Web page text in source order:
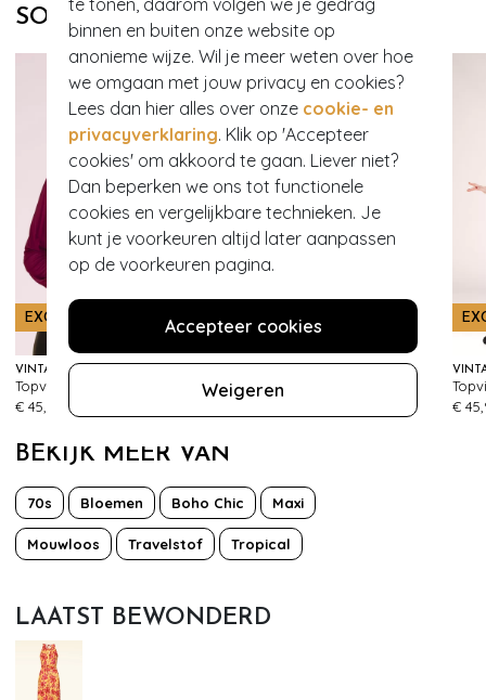
binnen en buiten onze website op
anonieme wijze. Wil je meer weten over hoe
we omgaan met jouw privacy en cookies?
Lees dan hier alles over onze cookie- en
privacyverklaring. Klik op 'Accepteer
cookies' om akkoord te gaan. Liever niet?
Dan beperken we ons tot functionele
cookies en vergelijkbare technieken. Je
kunt je voorkeuren altijd later aanpassen
op de voorkeuren pagina.
Accepteer cookies
Weigeren
SOORTGELIJKE PRODUCTEN
EXCLUSIEF
€ 45,95
430
€
BEKIJK MEER VAN
70s Bloemen Boho Chic Maxi
Mouwloos Travelstof Tropical
LAATST BEWONDERD